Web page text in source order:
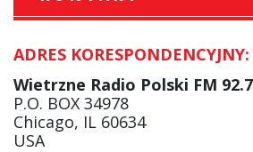
ADRES KORESPONDENCYJNY:
Wietrzne Radio Polski FM
P.O. BOX 34978
Chicago, IL 60634
USA